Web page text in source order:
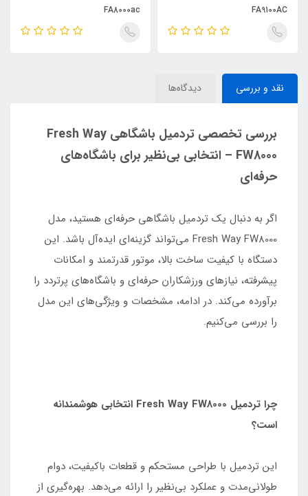
FA9100AC
FA8000ac
نقد و بررسی دیدگاه‌ها
بررسی تخصصی تردمیل باشگاهی Fresh Way
FW8000 – انتخابی بی‌نظیر برای باشگاه‌های
حرفه‌ای
اگر به دنبال یک تردمیل باشگاهی حرفه‌ای هستید، مدل
Fresh Way FW8000 می‌تواند گزینه‌ای ایده‌آل باشد. این
دستگاه با کیفیت ساخت بالا، موتور قدرتمند و امکانات
پیشرفته، نیازهای ورزشکاران حرفه‌ای و باشگاه‌های پرتردد را
برآورده می‌کند. در ادامه، مشخصات و ویژگی‌های این مدل
را بررسی می‌کنیم.
چرا تردمیل Fresh Way FW8000 انتخابی هوشمندانه
است؟
این تردمیل با طراحی مستحکم و قطعات باکیفیت، دوام
طولانی‌مدت و عملکرد بی‌نظیر را ارائه می‌دهد. بهره‌گیری از